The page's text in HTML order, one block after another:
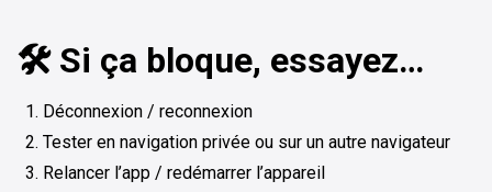
🛠️ Si ça bloque, essayez…
Déconnexion / reconnexion
Tester en navigation privée ou sur un autre navigateur
Relancer l’app / redémarrer l’appareil